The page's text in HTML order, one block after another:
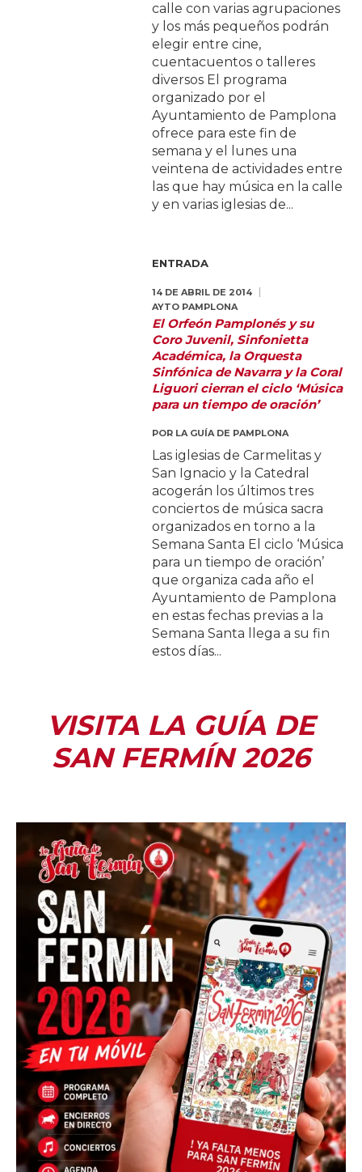
calle con varias agrupaciones
y los más pequeños podrán
elegir entre cine,
cuentacuentos o talleres
diversos El programa
organizado por el
Ayuntamiento de Pamplona
ofrece para este fin de
semana y el lunes una
veintena de actividades entre
las que hay música en la calle
y en varias iglesias de...
ENTRADA
14 DE ABRIL DE 2014
AYTO PAMPLONA
El Orfeón Pamplonés y su
Coro Juvenil, Sinfonietta
Académica, la Orquesta
Sinfónica de Navarra y la Coral
Liguori cierran el ciclo ‘Música
para un tiempo de oración’
POR LA GUÍA DE PAMPLONA
Las iglesias de Carmelitas y
San Ignacio y la Catedral
acogerán los últimos tres
conciertos de música sacra
organizados en torno a la
Semana Santa El ciclo ‘Música
para un tiempo de oración’
que organiza cada año el
Ayuntamiento de Pamplona
en estas fechas previas a la
Semana Santa llega a su fin
estos días...
VISITA LA GUÍA DE
SAN FERMÍN 2026